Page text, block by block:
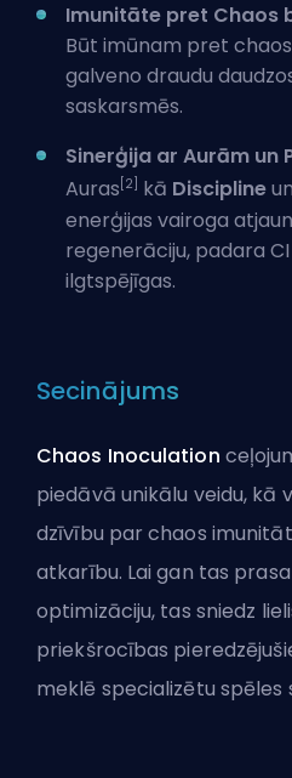
Imunitāte pret Chaos
Būt imūnam pret
galveno draudu
saskarsmēs.
Sinerģija ar Aurām un
Auras [2] kā Discipline
enerģijas vairoga
regenerāciju, padara
ilgtspējīgas.
Secinājums
Chaos Inoculation
piedāvā unikālu veidu, kā
dzīvību par chaos
atkarību. Lai gan tas
optimizāciju, tas sniedz
priekšrocības
meklē specializētu spēles